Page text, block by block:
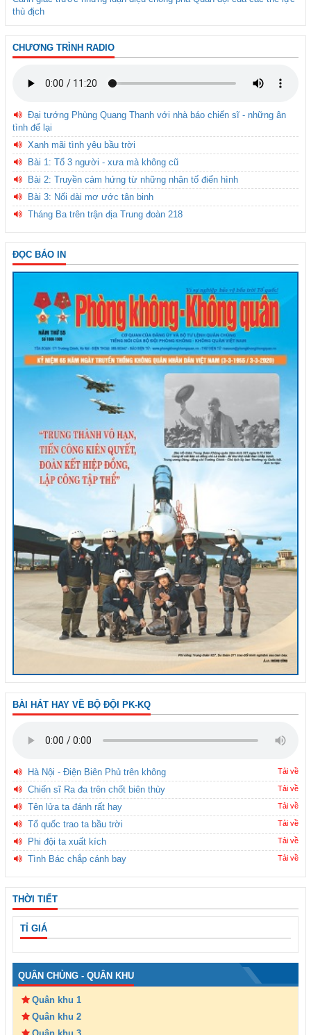
thù địch
CHƯƠNG TRÌNH RADIO
Đại tướng Phùng Quang Thanh với nhà báo chiến sĩ - những ân
tình để lại
Xanh mãi tình yêu bầu trời
Bài 1: Tổ 3 người - xưa mà không cũ
Bài 2: Truyền cảm hứng từ những nhân tố điển hình
Bài 3: Nối dài mơ ước tân binh
Tháng Ba trên trận địa Trung đoàn 218
ĐỌC BÁO IN
BÀI HÁT HAY VỀ BỘ ĐỘI PK-KQ
Hà Nội - Điện Biên Phủ trên không Tải về
Chiến sĩ Ra đa trên chốt biên thùy Tải về
Tên lửa ta đánh rất hay Tải về
Tổ quốc trao ta bầu trời Tải về
Phi đội ta xuất kích Tải về
Tình Bác chắp cánh bay Tải về
THỜI TIẾT
TỈ GIÁ
QUÂN CHỦNG - QUÂN KHU
Quân khu 1
Quân khu 2
Quân khu 3